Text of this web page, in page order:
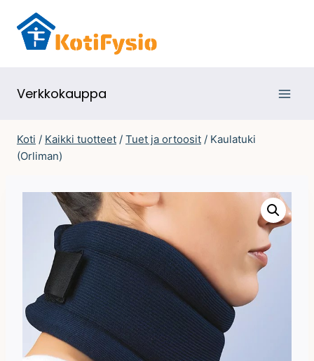
sisältöön
Verkkokauppa
Koti / Kaikki tuotteet / Tuet ja ortoosit / Kaulatuki
(Orliman)